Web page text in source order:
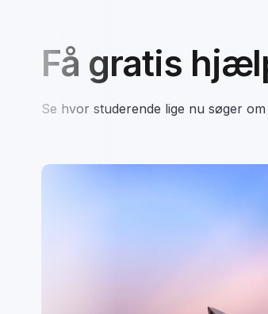
Få gratis
Se hvor studerende lige nu søger